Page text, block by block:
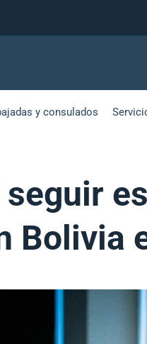
y consulados
seguir
Bolivia